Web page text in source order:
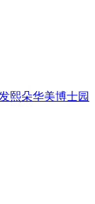
熙朵华美博士园